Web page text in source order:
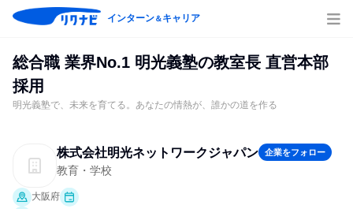
インターン＆キャリア
総合職 業界No.1 明光義塾の教室長 直営本部
採用
明光義塾で、未来を育てる。あなたの情熱が、誰かの道を作る
株式会社明光ネットワークジャパン 企業をフォロー
教育・学校
大阪府